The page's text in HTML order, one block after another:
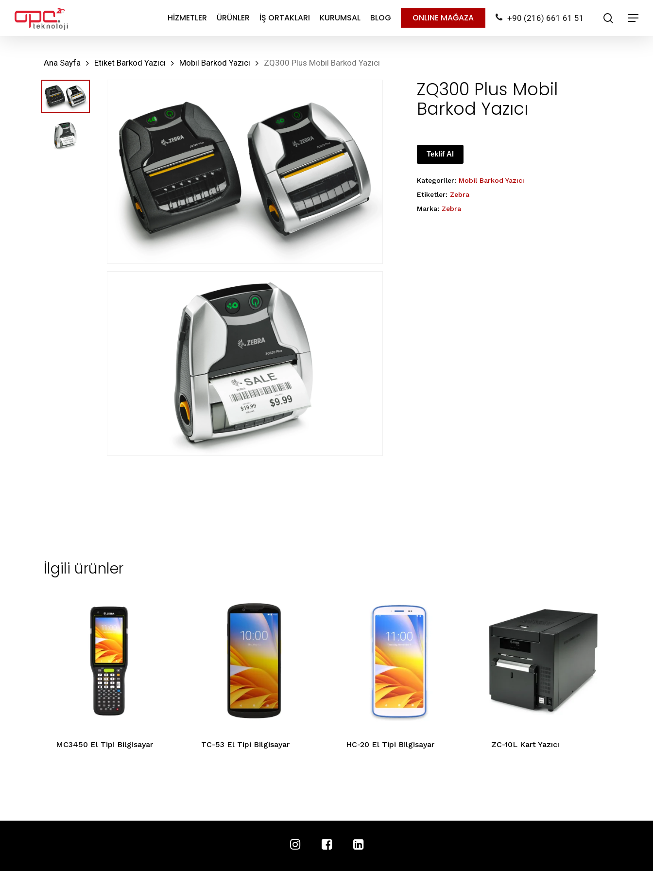
HIZMETLER ÜRÜNLER İŞ ORTAKLARI KURUMSAL BLOG ONLINE MAĞAZA +90 (216) 661 61 51 search
Menu
Ana Sayfa Etiket Barkod Yazıcı Mobil Barkod Yazıcı ZQ300 Plus Mobil Barkod Yazıcı
ZQ300 Plus Mobil
Barkod Yazıcı
Teklif Al
Kategoriler: Mobil Barkod Yazıcı
Etiketler: Zebra
Marka: Zebra
İlgili ürünler
MC3450 El Tipi Bilgisayar TC-53 El Tipi Bilgisayar HC-20 El Tipi Bilgisayar ZC-10L Kart Yazıcı